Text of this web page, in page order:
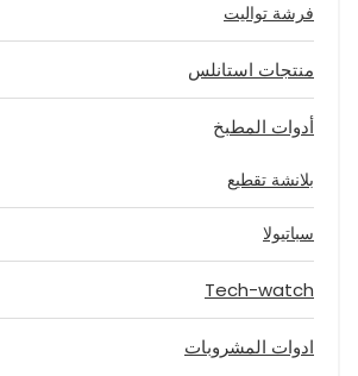
فرشة تواليت
منتجات استانلس
أدوات المطبخ
بلانشة تقطيع
سباتيولا
Tech-watch
ادوات المشروبات